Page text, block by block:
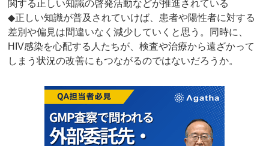
関する正しい知識の啓発活動などが推進されている
◆正しい知識が普及されていけば、患者や陽性者に対する
差別や偏見は間違いなく減少していくと思う。同時に、
HIV感染を心配する人たちが、検査や治療から遠ざかって
しまう状況の改善にもつながるのではないだろうか。